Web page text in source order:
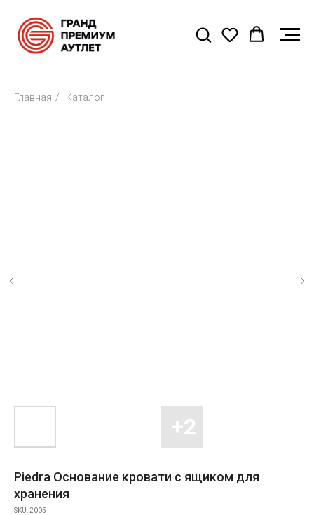
Главная / Каталог
Piedra Основание кровати с ящиком для
хранения
SKU:2005